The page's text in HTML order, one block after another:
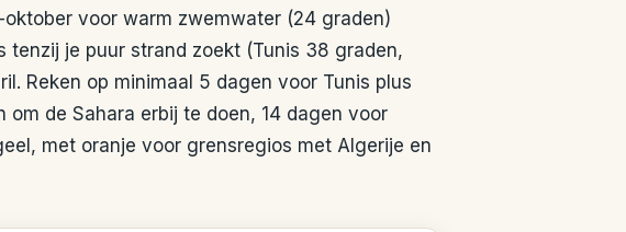
voor warm zwemwater (24 graden)
je puur strand zoekt (Tunis 38 graden,
Reken op minimaal 5 dagen voor Tunis plus
de Sahara erbij te doen, 14 dagen voor
met oranje voor grensregios met Algerije en